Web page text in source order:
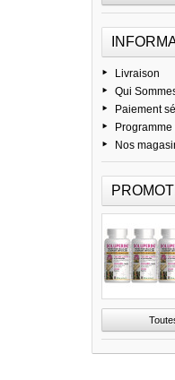
Livraison
Qui
Paiement
Programme
Nos